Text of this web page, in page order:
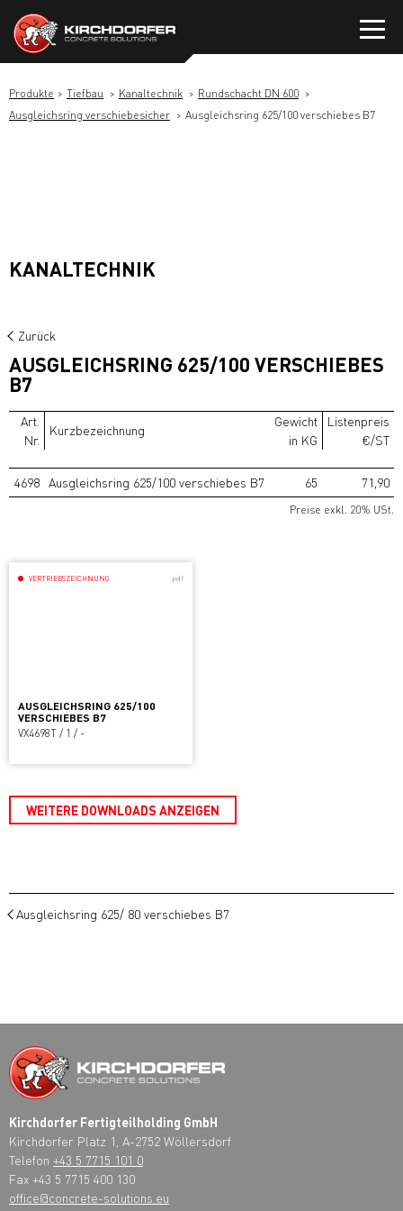
Inhalt
springen
Produkte Tiefbau Kanaltechnik
Rundschacht DN 600
Ausgleichsring verschiebesicher
Ausgleichsring 625/100 verschiebes B7
KANALTECHNIK
Zurück
AUSGLEICHSRING 625/100 VERSCHIEBES
B7
Art.
Nr.
Kurzbezeichnung
Gewicht
in KG
Listenpreis
€/ST
4698 Ausgleichsring 625/100 verschiebes B7 65 71,90
Preise exkl. 20% USt.
VERTRIEBSZEICHNUNG .pdf
AUSGLEICHSRING 625/100
VERSCHIEBES B7
VX4698T / 1 / -
WEITERE DOWNLOADS ANZEIGEN
Ausgleichsring 625/ 80 verschiebes B7
Kirchdorfer Fertigteilholding GmbH
Kirchdorfer Platz 1, A-2752 Wöllersdorf
Telefon +43 5 7715 101 0
Fax +43 5 7715 400 130
office@concrete-solutions.eu